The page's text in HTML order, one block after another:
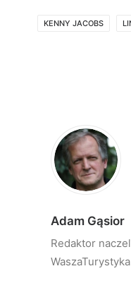
KENNY JACOBS
Adam Gąsior
Redaktor